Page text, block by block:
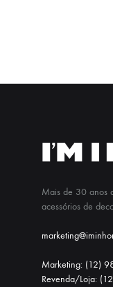
Mais de 30 anos
acessórios de
Marketing: (12)
Revenda/Loja: